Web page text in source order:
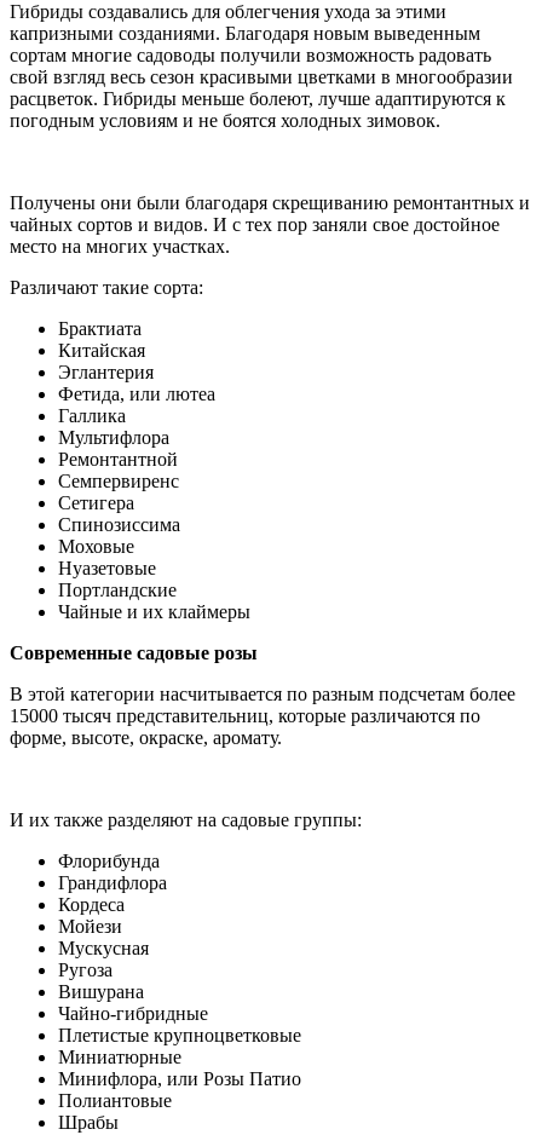
Гибриды создавались для облегчения ухода за этими
капризными созданиями. Благодаря новым выведенным
сортам многие садоводы получили возможность радовать
свой взгляд весь сезон красивыми цветками в многообразии
расцветок. Гибриды меньше болеют, лучше адаптируются к
погодным условиям и не боятся холодных зимовок.
Получены они были благодаря скрещиванию ремонтантных и
чайных сортов и видов. И с тех пор заняли свое достойное
место на многих участках.
Различают такие сорта:
Брактиата
Китайская
Эглантерия
Фетида, или лютеа
Галлика
Мультифлора
Ремонтантной
Семпервиренс
Сетигера
Спинозиссима
Моховые
Нуазетовые
Портландские
Чайные и их клаймеры
Современные садовые розы
В этой категории насчитывается по разным подсчетам более
15000 тысяч представительниц, которые различаются по
форме, высоте, окраске, аромату.
И их также разделяют на садовые группы:
Флорибунда
Грандифлора
Кордеса
Мойези
Мускусная
Ругоза
Вишурана
Чайно-гибридные
Плетистые крупноцветковые
Миниатюрные
Минифлора, или Розы Патио
Полиантовые
Шрабы